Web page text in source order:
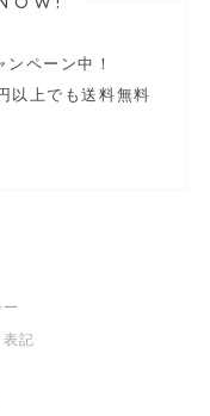
ンペーン中！
以上でも送料無料
表記